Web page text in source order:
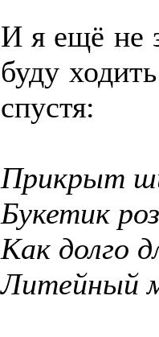
И я ещё не
буду
спустя:
Прикрыт
Букетик
Как долго
Литейный